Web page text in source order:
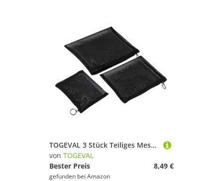
Tauchen & Schnorcheln
Tischtennis
Turnen & Gymnastik
Wakeskating
Wandern
TOGEVAL 3 Stück Teiliges Mesh Kosmetiktaschen Leichter Schwarzer Reise Organizer für Make up Stifte und Toilettenartikel Multifunktionale Kulturbeutel mit Netzmaterial für Damen und
von TOGEVAL
Bester Preis
8,49 €
gefunden bei Amazon